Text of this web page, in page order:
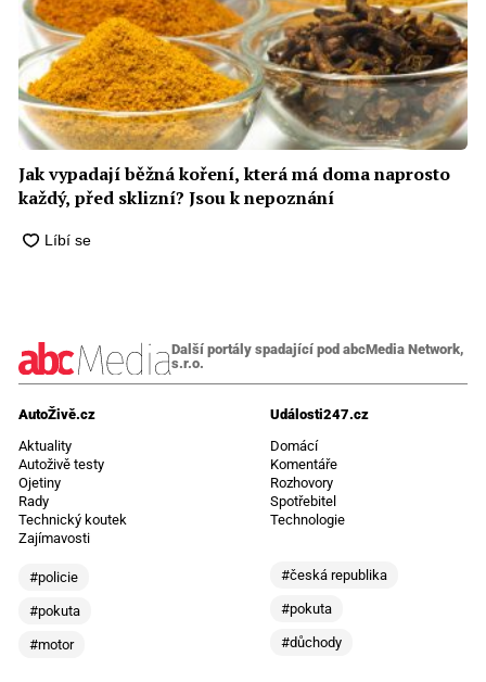
Jak vypadají běžná koření, která má doma naprosto
každý, před sklizní? Jsou k nepoznání
Další portály spadající pod abcMedia Network,
s.r.o.
AutoŽivě.cz
Aktuality
Autoživě testy
Ojetiny
Rady
Technický koutek
Zajímavosti
#policie
#pokuta
#motor
Události247.cz
Domácí
Komentáře
Rozhovory
Spotřebitel
Technologie
#česká republika
#pokuta
#důchody